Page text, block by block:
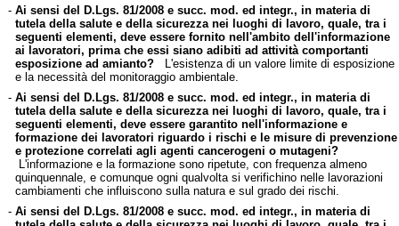
- Ai sensi del D.Lgs. 81/2008 e succ. mod. ed integr., in materia di
tutela della salute e della sicurezza nei luoghi di lavoro, quale, tra i
seguenti elementi, deve essere fornito nell'ambito dell'informazione
ai lavoratori, prima che essi siano adibiti ad attività comportanti
esposizione ad amianto?L'esistenza di un valore limite di esposizione
e la necessità del monitoraggio ambientale.
- Ai sensi del D.Lgs. 81/2008 e succ. mod. ed integr., in materia di
tutela della salute e della sicurezza nei luoghi di lavoro, quale, tra i
seguenti elementi, deve essere garantito nell'informazione e
formazione dei lavoratori riguardo i rischi e le misure di prevenzione
e protezione correlati agli agenti cancerogeni o mutageni?
L'informazione e la formazione sono ripetute, con frequenza almeno
quinquennale, e comunque ogni qualvolta si verifichino nelle lavorazioni
cambiamenti che influiscono sulla natura e sul grado dei rischi.
- Ai sensi del D.Lgs. 81/2008 e succ. mod. ed integr., in materia di